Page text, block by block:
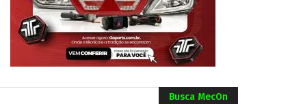
Busca MecOn